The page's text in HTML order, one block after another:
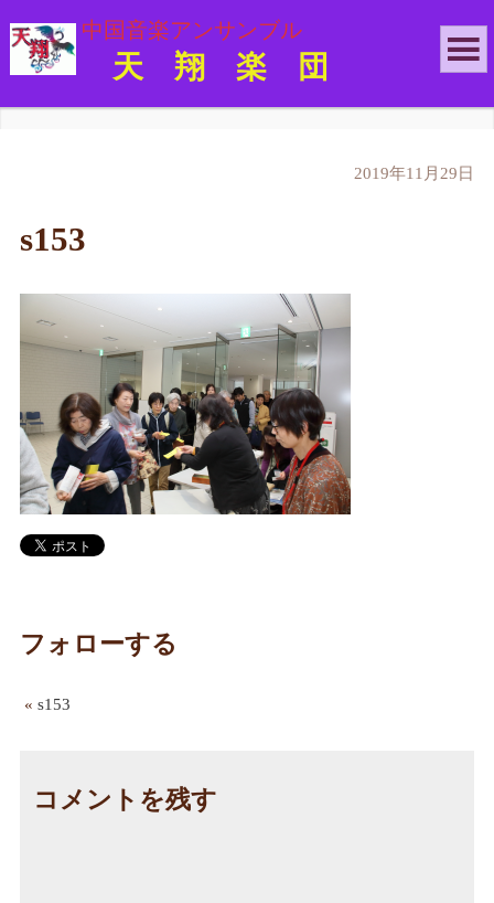
中国音楽アンサンブル
天 翔 楽 団
2019年11月29日
s153
フォローする
«s153
コメントを残す